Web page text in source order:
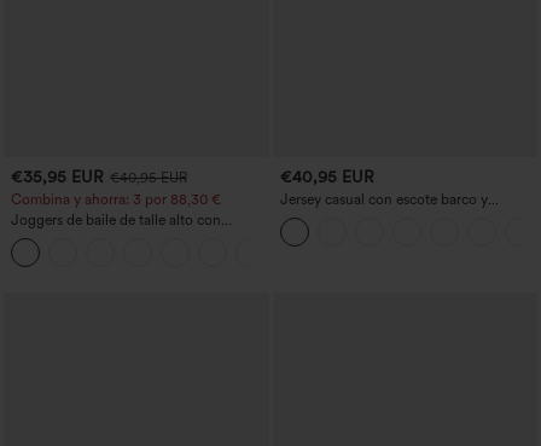
€35,95 EUR €40,95 EUR
Combina y ahorra: 3 por 88,30 €
Joggers de baile de talle alto con
cordón, fruncidos, corte cónico, secado
rápido, tacto fresco y bolsillos - UPF40+
€40,95 EUR
Jersey casual con escote barco y
mangas murciélago